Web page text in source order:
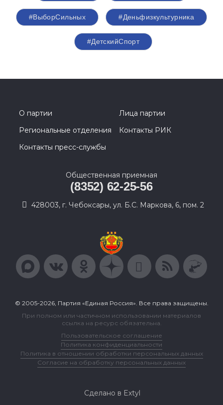
#ВыборСильных #Деньфизкультурника
#ДетскийСпорт
О партии
Лица партии
Региональные отделения
Контакты РИК
Контакты пресс-службы
Общественная приемная
(8352) 62-25-56
428003, г. Чебоксары, ул. Б.С. Маркова, 6, пом. 2
© 2005-2026, Партия «Единая Россия». Все права защищены.
При полном или частичном использовании материалов
ссылка на ресурс обязательна.
Пользовательское соглашение
Политика конфиденциальности
Политика в отношении обработки персональных данных
Согласие на обработку персональных данных
Сделано в Extyl